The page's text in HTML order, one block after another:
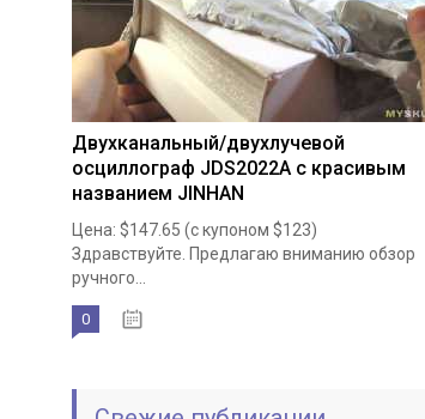
Двухканальный/двухлучевой
осциллограф JDS2022A с красивым
названием JINHAN
Цена: $147.65 (с купоном $123)
Здравствуйте. Предлагаю вниманию обзор
ручного...
0